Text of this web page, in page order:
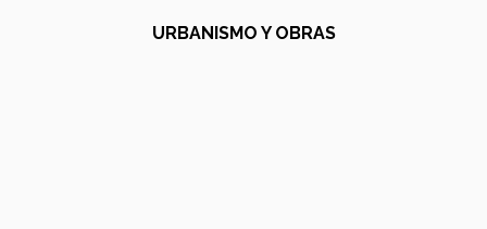
URBANISMO Y OBRAS